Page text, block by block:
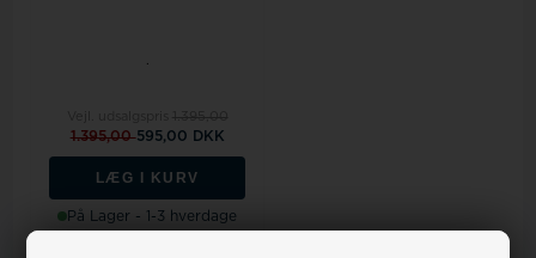
1.395,00595,00 DKK
LÆG I KURV
På Lager - 1-3 hverdage